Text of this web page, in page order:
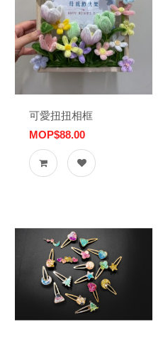
可愛扭扭相框
MOP$88.00